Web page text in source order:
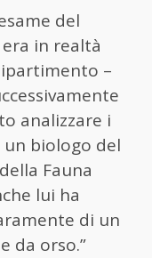
del
era in realtà
–
analizzare i
biologo del
Fauna
lui ha
di un
da orso.”